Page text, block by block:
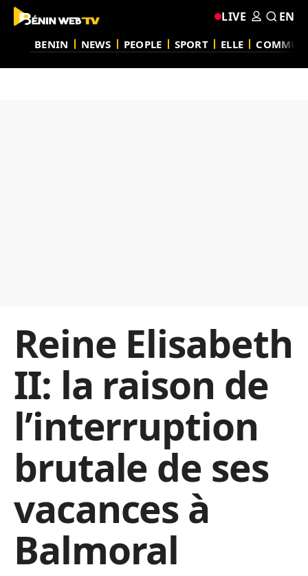
BENIN NEWS PEOPLE SPORT ELLE
LIVE EN
Reine Elisabeth
II: la raison de
l’interruption
brutale de ses
vacances à
Balmoral